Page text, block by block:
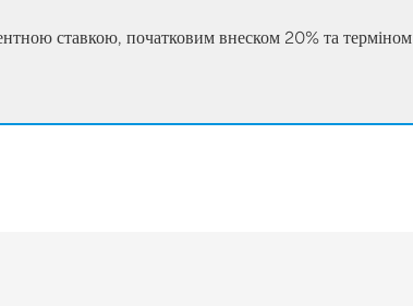
ставкою, початковим внеском 20% та терміном